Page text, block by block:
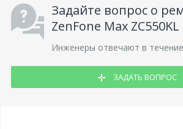
Задайте вопрос о
ZenFone Max ZC550KL
Инженеры отвечают в
ЗАДАТЬ ВОПРОС